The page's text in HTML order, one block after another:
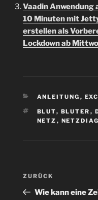
Vaadin Anwendung
10 Minuten mit
erstellen als
Lockdown ab
KATEGORIEN
ANLEITUNG ,
SCHLAGWÖRTER
BLUT, BLUTER ,
NETZ ,
Vorheriger
Beitrag
ZURÜCK
Wie kann eine